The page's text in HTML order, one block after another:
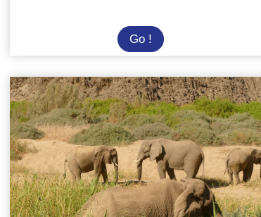
Go !Summer
Camp
Kenya
:
Immersion
nature
sauvage